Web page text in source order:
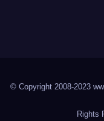
© Copyright 2008-2023
Rights